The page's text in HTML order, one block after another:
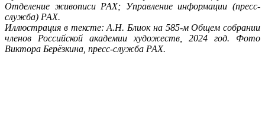
Отделение живописи РАХ; Управление информации (пресс-
служба) РАХ.
Иллюстрация в тексте: А.Н. Блиок на 585-м Общем собрании
членов Российской академии художеств, 2024 год. Фото
Виктора Берёзкина, пресс-служба РАХ.